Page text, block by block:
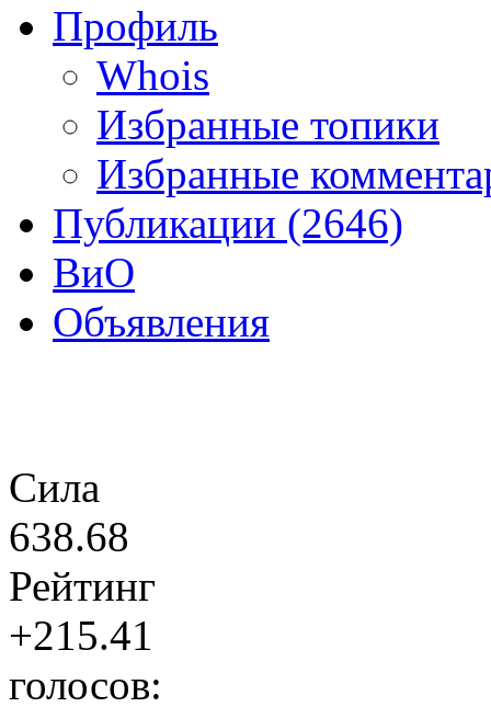
Профиль
Whois
Избранные топики
Избранные
Публикации (2646)
ВиО
Объявления
Сила
638.68
Рейтинг
+215.41
голосов: